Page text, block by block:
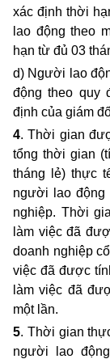
xác định thời
lao động theo
hạn từ đủ 03
d) Người lao
động theo quy
định của giám
4. Thời gian
tổng thời gian
tháng lẻ) thực
người lao động
nghiệp. Thời
làm việc đã
doanh nghiệp
việc đã được
làm việc đã
một lần.
5. Thời gian
người lao